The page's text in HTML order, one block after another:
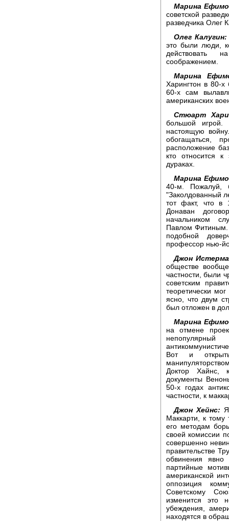
Марина
советской
разведчика Олег
Олег Калугин:
это были люди,
действовать
соображением.
Марина
Харингтон в 80-х
60-х сам
американских
Стюарт
большой
настоящую
обогащаться,
расположение
кто относится
дураках.
Марина
40-м. Пожалуй,
"Заколдованный
тот факт, что в
Донаван
начальником
Павлом Фитиным.
подобной
профессор нью-
Джон
обществе
частности, были
советским
теоретически
ясно, что двум
был отложен в
Марина
на отмене
Вот и
Доктор Хайнс,
документы
50-х годах
частности, к
Джон Хейнс:
Маккарти, к тому
его методам
своей комиссии
совершенно
правительстве
обвинения явно
партийные
американской
оппозиция
Советскому
изменится это
убеждения,
находятся в